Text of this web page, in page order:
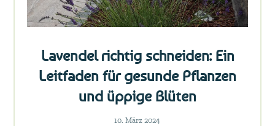
Lavendel richtig schneiden: Ein
Leitfaden für gesunde Pflanzen
und üppige Blüten
10. März 2024